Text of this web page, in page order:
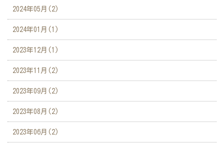
2024年05月(2)
2024年01月(1)
2023年12月(1)
2023年11月(2)
2023年09月(2)
2023年08月(2)
2023年06月(2)